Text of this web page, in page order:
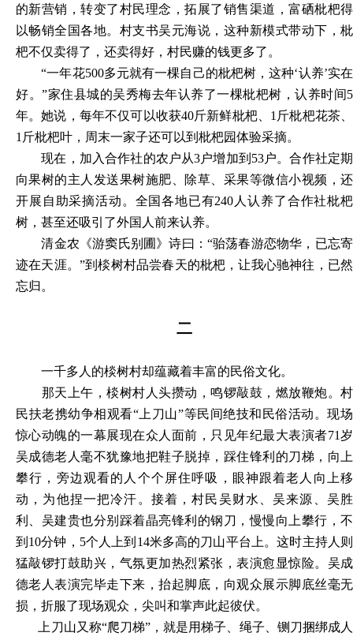
的新营销，转变了村民理念，拓展了销售渠道，富硒枇杷得
以畅销全国各地。村支书吴元海说，这种新模式带动下，枇
杷不仅卖得了，还卖得好，村民赚的钱更多了。
“一年花500多元就有一棵自己的枇杷树，这种‘认养’实在
好。”家住县城的吴秀梅去年认养了一棵枇杷树，认养时间5
年。她说，每年不仅可以收获40斤新鲜枇杷、1斤枇杷花茶、
1斤枇杷叶，周末一家子还可以到枇杷园体验采摘。
现在，加入合作社的农户从3户增加到53户。合作社定期
向果树的主人发送果树施肥、除草、采果等微信小视频，还
开展自助采摘活动。全国各地已有240人认养了合作社枇杷
树，甚至还吸引了外国人前来认养。
清金农《游窦氏别圃》诗曰：“骀荡春游恋物华，已忘寄
迹在天涯。”到棪树村品尝春天的枇杷，让我心驰神往，已然
忘归。
二
一千多人的棪树村却蕴藏着丰富的民俗文化。
那天上午，棪树村人头攒动，鸣锣敲鼓，燃放鞭炮。村
民扶老携幼争相观看“上刀山”等民间绝技和民俗活动。现场
惊心动魄的一幕展现在众人面前，只见年纪最大表演者71岁
吴成德老人毫不犹豫地把鞋子脱掉，踩住锋利的刀梯，向上
攀行，旁边观看的人个个屏住呼吸，眼神跟着老人向上移
动，为他捏一把冷汗。接着，村民吴财水、吴来源、吴胜
利、吴建贵也分别踩着晶亮锋利的钢刀，慢慢向上攀行，不
到10分钟，5个人上到14米多高的刀山平台上。这时主持人则
猛敲锣打鼓助兴，气氛更加热烈紧张，表演愈显惊险。吴成
德老人表演完毕走下来，抬起脚底，向观众展示脚底丝毫无
损，折服了现场观众，尖叫和掌声此起彼伏。
上刀山又称“爬刀梯”，就是用梯子、绳子、铡刀捆绑成人